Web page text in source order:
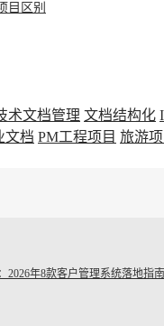
目区别
术文档管理 文档结构化
文档 PM工程项目 旅游项
2026年8款客户管理系统落地指南